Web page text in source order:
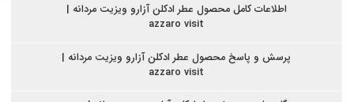
اطلاعات کامل محصول عطر ادکلن آزارو ویزیت مردانه |
azzaro visit
پرسش و پاسخ محصول عطر ادکلن آزارو ویزیت مردانه |
azzaro visit